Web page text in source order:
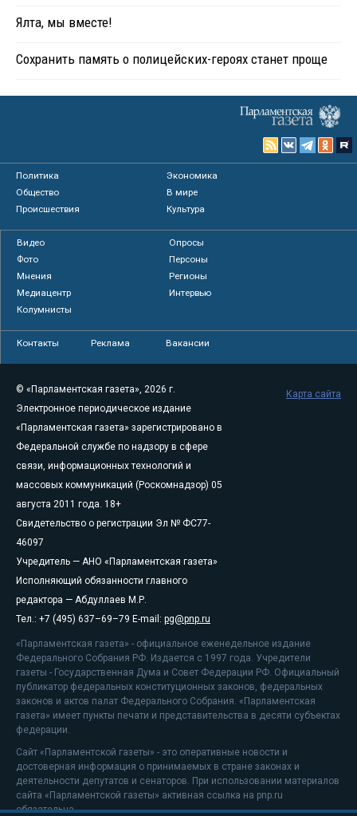
Ялта, мы вместе!
Сохранить память о полицейских-героях станет проще
Политика
Экономика
Общество
В мире
Происшествия
Культура
Видео
Опросы
Фото
Персоны
Мнения
Регионы
Медиацентр
Интервью
Колумнисты
Контакты Реклама Вакансии
© «Парламентская газета», 2026 г.
Электронное периодическое издание
«Парламентская газета» зарегистрировано в
Федеральной службе по надзору в сфере
связи, информационных технологий и
массовых коммуникаций (Роскомнадзор) 05
августа 2011 года. 18+
Свидетельство о регистрации Эл № ФС77-
46097
Учредитель — АНО «Парламентская газета»
Исполняющий обязанности главного
редактора — Абдуллаев М.Р.
Тел.: +7 (495) 637–69–79 E-mail: pg@pnp.ru
«Парламентская газета» - официальное еженедельное издание
Федерального Собрания РФ. Издается с 1997 года. Учредители
газеты - Государственная Дума и Совет Федерации РФ. Официальный
публикатор федеральных конституционных законов, федеральных
законов и актов палат Федерального Собрания. «Парламентская
газета» имеет пункты печати и представительства в десяти субъектах
федерации.
Сайт «Парламентской газеты» - это оперативные новости и
достоверная информация о принимаемых в стране законах и
деятельности депутатов и сенаторов. При использовании материалов
сайта «Парламентской газеты» активная ссылка на pnp.ru
обязательна.
Карта сайта